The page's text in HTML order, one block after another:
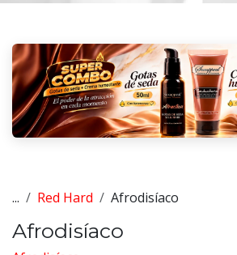
... Red Hard Afrodisíaco
Afrodisíaco